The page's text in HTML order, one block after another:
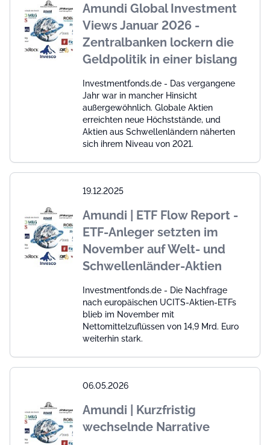
Amundi Global Investment
Views Januar 2026 -
Zentralbanken lockern die
Geldpolitik in einer bislang
Investmentfonds.de - Das vergangene
Jahr war in mancher Hinsicht
außergewöhnlich. Globale Aktien
erreichten neue Höchststände, und
Aktien aus Schwellenländern näherten
sich ihrem Niveau von 2021.
19.12.2025
Amundi | ETF Flow Report -
ETF-Anleger setzten im
November auf Welt- und
Schwellenländer-Aktien
Investmentfonds.de - Die Nachfrage
nach europäischen UCITS-Aktien-ETFs
blieb im November mit
Nettomittelzuflüssen von 14,9 Mrd. Euro
weiterhin stark.
06.05.2026
Amundi | Kurzfristig
wechselnde Narrative